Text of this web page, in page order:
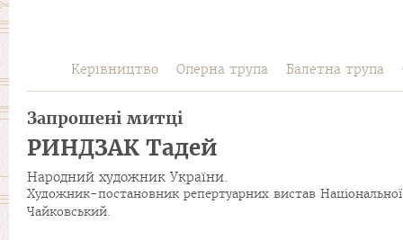
Керівництво Оперна трупа Балетна трупа
Запрошені митці
РИНДЗАК Тадей
Народний художник України.
Художник-постановник репертуарних вистав
Чайковський.